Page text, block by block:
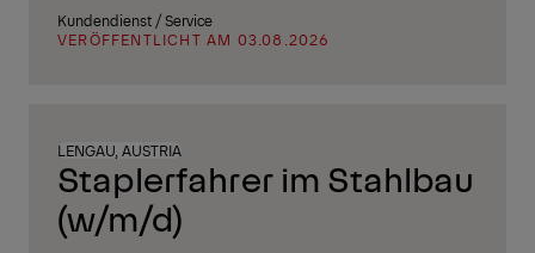
Kundendienst / Service
VERÖFFENTLICHT AM 03.08.2026
LENGAU, AUSTRIA
Staplerfahrer im Stahlbau
(w/m/d)